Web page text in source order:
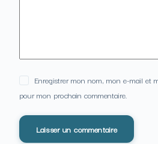
Enregistrer mon nom, mon e-mail et
pour mon prochain commentaire.